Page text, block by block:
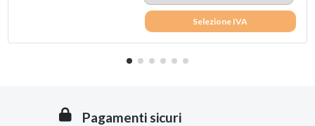
Selezione IVA
Pagamenti sicuri